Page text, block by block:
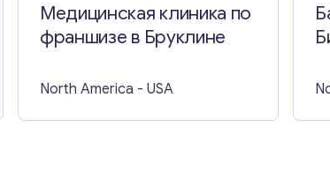
Медицинская клиника по
франшизе в Бруклине
North America - USA